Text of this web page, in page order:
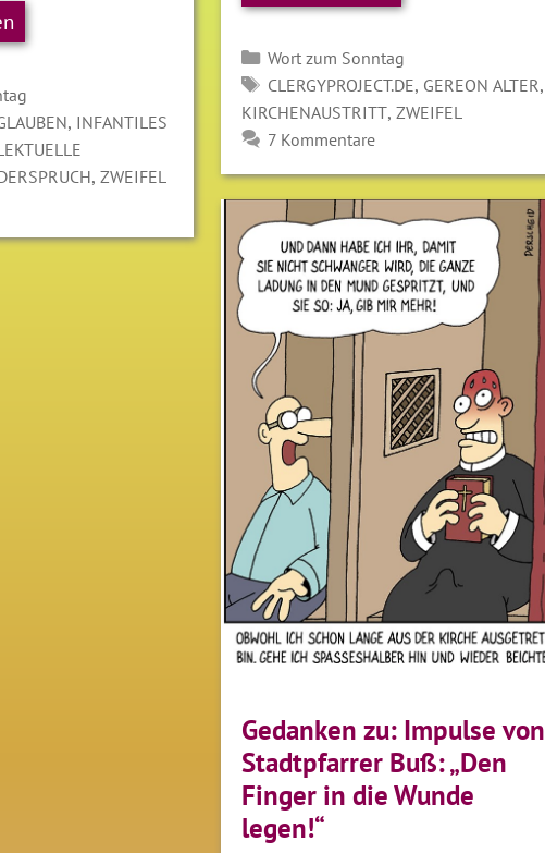
, INFANTILES
, ZWEIFEL
Kategorien
Wort zum Sonntag
SCHLAGWÖRTER
CLERGYPROJECT.DE, GEREON ALTER,
KIRCHENAUSTRITT,ZWEIFEL
7 Kommentare
Gedanken zu: Impulse von
Stadtpfarrer Buß: „Den
Finger in die Wunde
legen!“